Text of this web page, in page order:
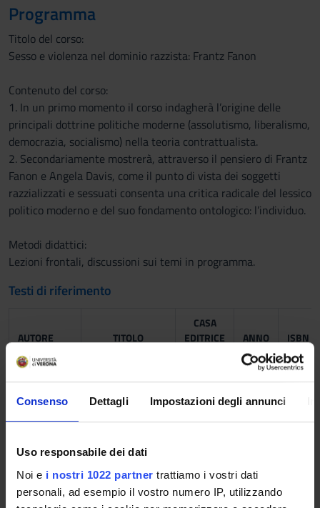
Consenso Dettagli Impostazioni degli annunci
Uso responsabile dei dati
Noi e i nostri 1022 partner trattiamo i vostri dati
personali, ad esempio il vostro numero IP, utilizzando
Programma
Titolo del corso:
Sesso e violenza nel dominio razzista: Frantz Fanon
Contenuto del corso:
1. In un primo momento il corso indagherà l’origine delle
principali dottrine politiche moderne (assolutismo, liberalismo,
democrazia, socialismo) nella teoria contrattualista.
2. Secondariamente mostrerà, attraverso il pensiero di Frantz
Fanon e Angela Davis, come il punto di vista dei soggetti
razzializzati e sessuati consenta una critica radicale del lessico
politico moderno e del suo fondamento ontologico: l’individuo.
Metodi didattici:
Lezioni frontali, discussioni sui temi in programma.
Testi di riferimento
AUTORE TITOLO
CASA
EDITRICE
ANNO ISBN
Angela
Davis
classe
2018